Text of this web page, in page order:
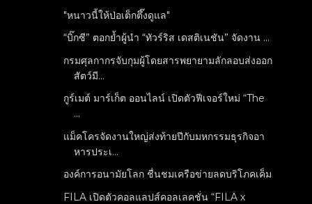
"หนาวนี้ให้ป่อเต็กตึ๊งดูแล"
“บิ๊กซี” ตอกย้ำผู้นำ “ทัวร์ริส เดสติเนชัน” จัดงาน ...
กรมศุลกากรจับกุมผู้โดยสารพยายามลักลอบส่งออก
สัตว์มี...
กูร์เมต์ มาร์เก็ต ออนไลน์ เปิดตัวฟีเจอร์ใหม่ “The
...
แม็คโครจัดงานใหญ่ส่งท้ายปีกับมหกรรมธุรกิจอา
หารประเ...
องค์การอนามัยโลก ชื่นชมเครือข่ายลดบริโภคเค็ม
FILA เปิดตัวคอลแลปส์คอลเลคชั่น “FILA x